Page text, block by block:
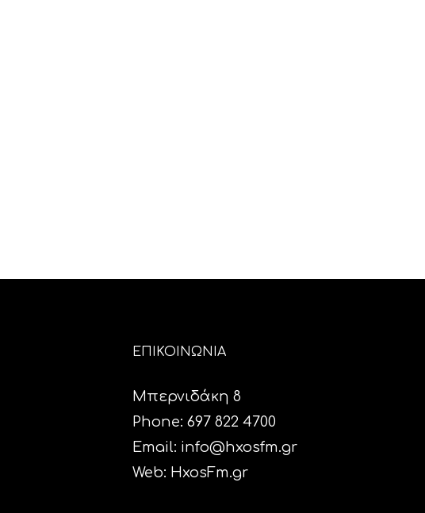
ΕΠΙΚΟΙΝΩΝΙΑ
Μπερνιδάκη 8
Phone: 697 822 4700
Email: info@hxosfm.gr
Web: HxosFm.gr